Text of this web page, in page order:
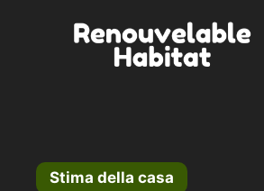
Stima della casa